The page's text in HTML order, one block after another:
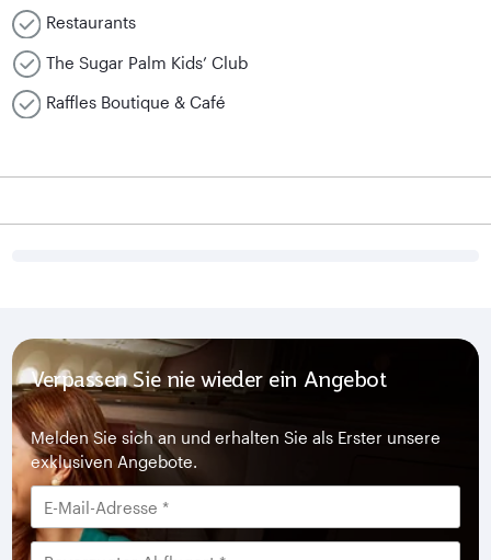
Restaurants
The Sugar Palm Kids’ Club
Raffles Boutique & Café
Verpassen Sie nie wieder ein Angebot
Melden Sie sich an und erhalten Sie als Erster unsere
exklusiven Angebote.